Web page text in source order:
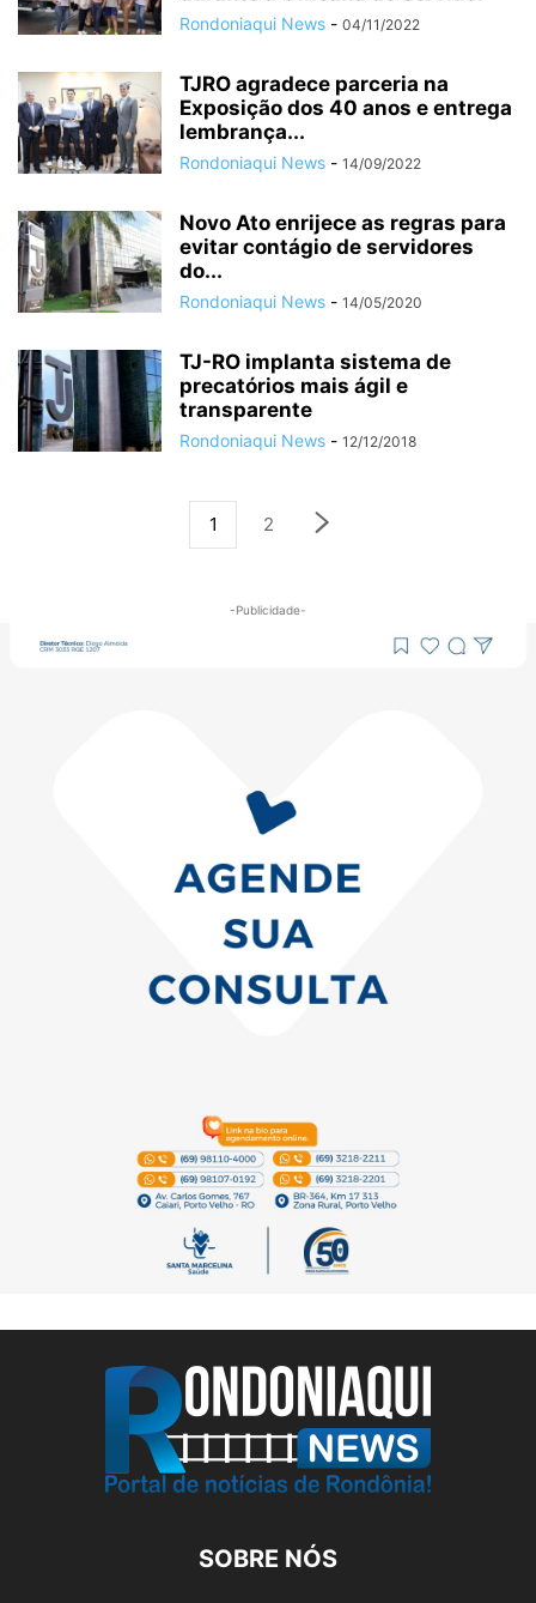
Rondoniaqui News - 04/11/2022
TJRO agradece parceria na
Exposição dos 40 anos e entrega
lembrança...
Rondoniaqui News - 14/09/2022
Novo Ato enrijece as regras para
evitar contágio de servidores
do...
Rondoniaqui News - 14/05/2020
TJ-RO implanta sistema de
precatórios mais ágil e
transparente
Rondoniaqui News - 12/12/2018
1 2
-Publicidade-
SOBRE NÓS